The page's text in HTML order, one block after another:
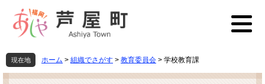
先
頭
を
飛
現在地 ホーム > 組織でさがす > 教育委員会 > 学校教育課
本